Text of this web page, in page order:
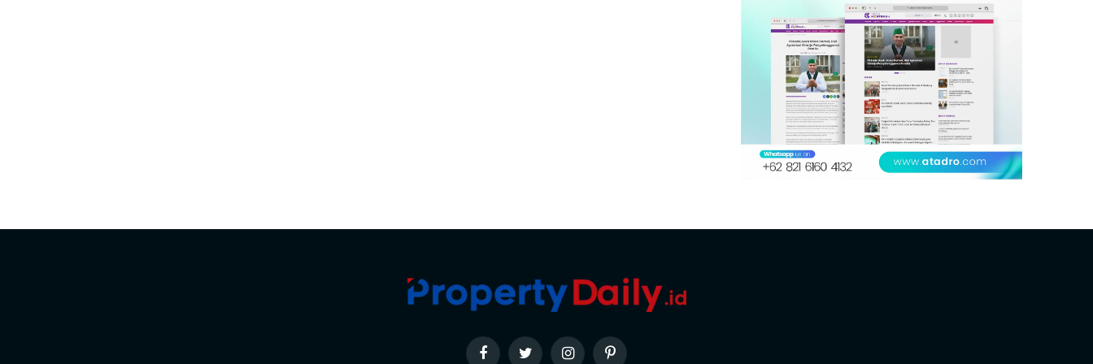
FacebookTwitter InstagramPinterest